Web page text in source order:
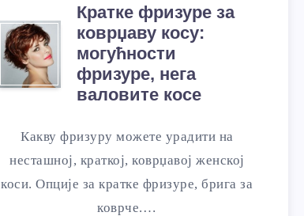
Кратке фризуре за
коврџаву косу:
могућности
фризуре, нега
валовите косе
Какву фризуру можете урадити на
несташној, краткој, коврџавој женској
коси. Опције за кратке фризуре, брига за
коврче.…